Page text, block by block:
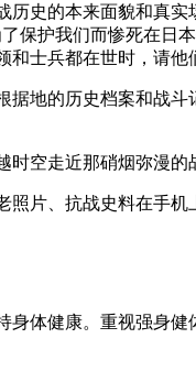
史的本来面貌和真
保护我们而惨死在日
士兵都在世时，请
地的历史档案和战
空走近那硝烟弥漫
片、抗战史料在手机
体健康。重视强身健